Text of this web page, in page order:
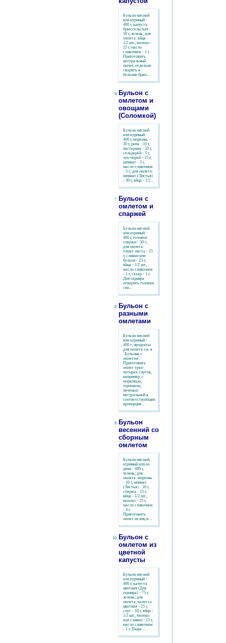
Бульон мясной
или куриный -
400 г, капуста
брюссельская -
50 г, зелень; для
омлета: яйца -
1/2 шт., молоко -
25 г, масло
сливочное - 1 г.
Приготовить
натуральный
омлет, отдельно
сварить в
бульоне брюс...
Бульон с
омлетом и
овощами
(Соломкой)
Бульон мясной
или куриный -
400 г, морковь -
30 г, репа - 10 г,
пастернак - 10 г,
сельдерей - 5 г,
лук-порей - 15 г,
шпинат - 5 г,
масло сливочное
- 5 г; для омлета:
шпинат (Листья)
- 30 г, яйца - 1/2...
Бульон с
омлетом и
спаржей
Бульон мясной
или куриный -
400 г, головки
спаржи - 50 г;
для омлета:
томат-паста - 15
г, сливки или
бульон - 25 г,
яйца - 1/2 шт.,
масло сливочное
- 1 г, сахар - 1 г.
Для гарнира
отварить головки
спа...
Бульон с
разными
омлетами
Бульон мясной
или куриный -
400 г; продукты
для омлета см. в
`Бульоне с
омлетом`.
Приготовить
омлет трех-
четырех сортов,
например: с
морковью,
горошком,
печенью
натуральной в
соответствующих
пропорция...
Бульон
весенний со
сборным
омлетом
Бульон мясной,
куриный или из
дичи - 400 г,
зелень; для
омлета: морковь
- 10 г, шпинат
(Листья) - 10 г,
спаржа - 15 г,
яйца - 1/2 шт.,
молоко - 25 г,
масло сливочное
- 4 г.
Приготовить
омлет из яиц и ...
Бульон с
омлетом из
цветной
капусты
Бульон мясной
или куриный -
400 г, капуста
цветная (Для
гарнира) - 75 г,
зелень; для
омлета: капуста
цветная - 25 г,
соус - 10 г, яйца -
1/2 шт., молоко
или сливки - 15 г,
масло сливочное
- 1 г. Пюре ...